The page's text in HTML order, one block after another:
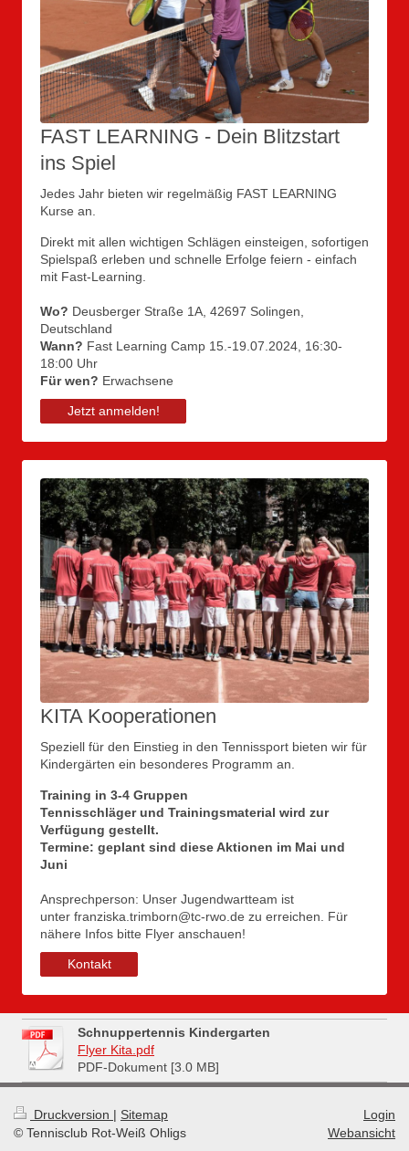
FAST LEARNING - Dein Blitzstart
ins Spiel
Jedes Jahr bieten wir regelmäßig FAST LEARNING
Kurse an.
Direkt mit allen wichtigen Schlägen einsteigen, sofortigen
Spielspaß erleben und schnelle Erfolge feiern - einfach
mit Fast-Learning.
Wo? Deusberger Straße 1A, 42697 Solingen,
Deutschland
Wann? Fast Learning Camp 15.-19.07.2024, 16:30-
18:00 Uhr
Für wen? Erwachsene
Jetzt anmelden!
KITA Kooperationen
Speziell für den Einstieg in den Tennissport bieten wir für
Kindergärten ein besonderes Programm an.
Training in 3-4 Gruppen
Tennisschläger und Trainingsmaterial wird zur
Verfügung gestellt.
Termine: geplant sind diese Aktionen im Mai und
Juni
Ansprechperson: Unser Jugendwartteam ist
unter franziska.trimborn@tc-rwo.de zu erreichen. Für
nähere Infos bitte Flyer anschauen!
Kontakt
Schnuppertennis Kindergarten
Flyer Kita.pdf
PDF-Dokument [3.0 MB]
Druckversion | Sitemap
© Tennisclub Rot-Weiß Ohligs
Login
Webansicht